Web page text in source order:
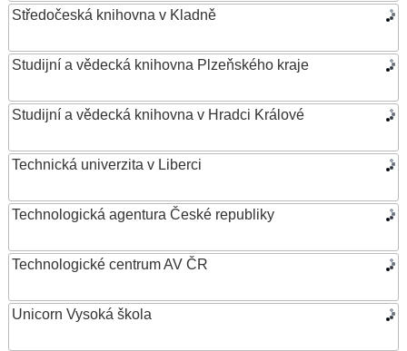
Středočeská knihovna v Kladně
Studijní a vědecká knihovna Plzeňského kraje
Studijní a vědecká knihovna v Hradci Králové
Technická univerzita v Liberci
Technologická agentura České republiky
Technologické centrum AV ČR
Unicorn Vysoká škola